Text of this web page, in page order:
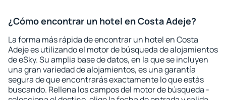
¿Cómo encontrar un hotel en Costa Adeje?
La forma más rápida de encontrar un hotel en Costa
Adeje es utilizando el motor de búsqueda de alojamientos
de eSky. Su amplia base de datos, en la que se incluyen
una gran variedad de alojamientos, es una garantía
segura de que encontrarás exactamente lo que estás
buscando. Rellena los campos del motor de búsqueda -